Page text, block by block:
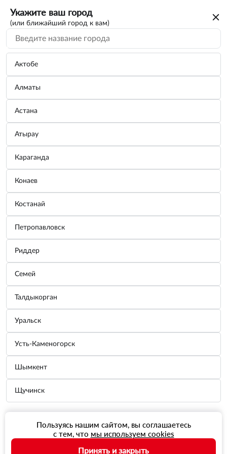
Укажите ваш город
(или ближайший город к вам)
Актобе
Алматы
Астана
Атырау
Караганда
Конаев
Костанай
Петропавловск
Риддер
Семей
Талдыкорган
Уральск
Усть-Каменогорск
Шымкент
Щучинск
Пользуясь нашим сайтом, вы соглашаетесь
с тем, что мы используем cookies
Принять и закрыть